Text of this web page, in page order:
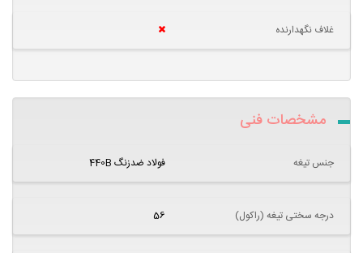
غلاف نگهدارنده
مشخصات فنی
جنس تیغه فولاد ضدزنگ 440B
درجه سختی تیغه (راکول) 56